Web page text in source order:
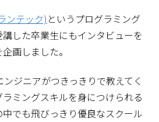
ンテック) というプログラミング
した卒業生にもインタビューを
画しました。
ジニアがつきっきりで教えてく
ミングスキルを身につけられる
でも飛びっきり優良なスクール